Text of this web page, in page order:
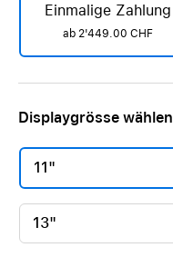
Einmalige Zahlung
ab 2'449.00 CHF
Displaygrösse wählen
11"
13"